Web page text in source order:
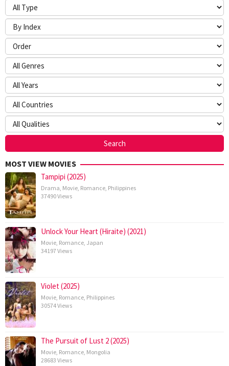
MOST VIEW MOVIES
Tampipi (2025)
Drama Movie Romance Philippines
37490 Views
Unlock Your Heart (Hiraite) (2021)
Movie Romance Japan
34197 Views
Violet (2025)
Movie Romance Philippines
30574 Views
The Pursuit of Lust 2 (2025)
Movie Romance Mongolia
28683 Views